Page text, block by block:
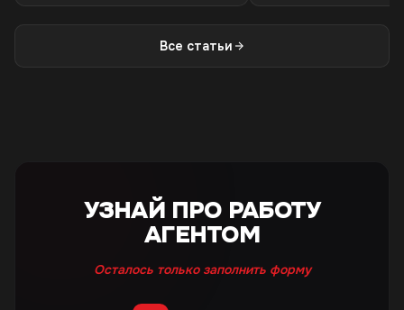
Все статьи
УЗНАЙ ПРО РАБОТУ
АГЕНТОМ
Осталось только заполнить форму